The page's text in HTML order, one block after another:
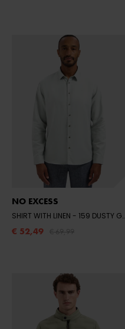
NO EXCESS
SHIRT WITH LINEN - 159 DUSTY GREEN
€ 52,49